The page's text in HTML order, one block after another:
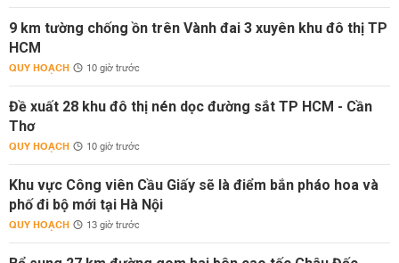
9 km tường chống ồn trên Vành đai 3 xuyên khu đô thị TP
HCM
QUY HOẠCH 10 giờ trước
Đề xuất 28 khu đô thị nén dọc đường sắt TP HCM - Cần
Thơ
QUY HOẠCH 10 giờ trước
Khu vực Công viên Cầu Giấy sẽ là điểm bắn pháo hoa và
phố đi bộ mới tại Hà Nội
QUY HOẠCH 13 giờ trước